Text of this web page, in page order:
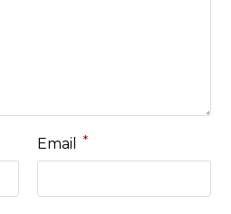
Email *